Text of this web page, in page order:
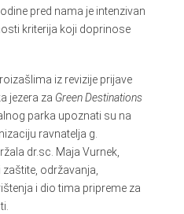
pred nama je intenzivan
kriterija koji doprinose
iz revizije prijave
jezera za Green Destinations
parka upoznati su na
ravnatelja g.
dr.sc. Maja Vurnek,
održavanja,
i dio tima pripreme za